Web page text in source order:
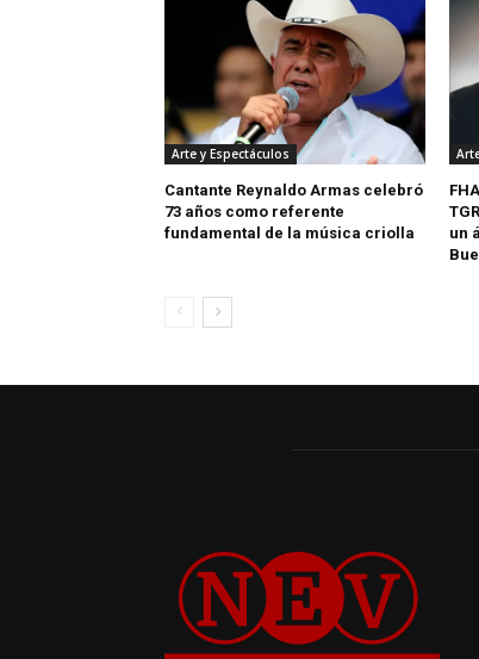
Arte y Espectáculos
Cantante Reynaldo Armas celebró
73 años como referente
fundamental de la música criolla
un